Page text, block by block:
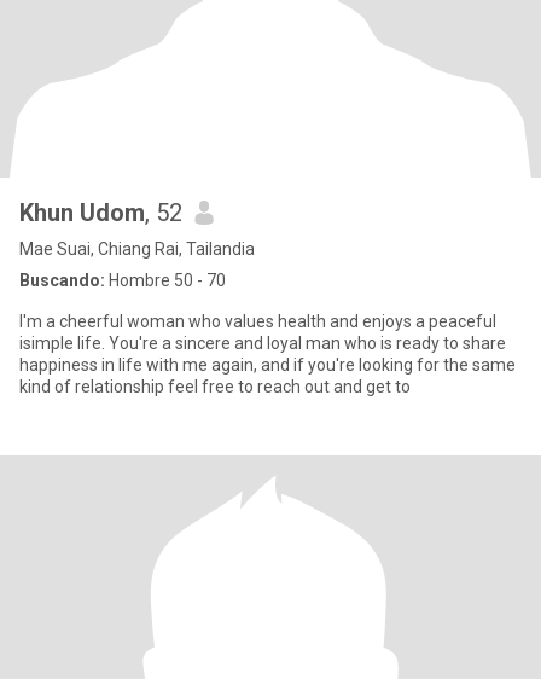
Khun Udom, 52
Mae Suai, Chiang Rai, Tailandia
Buscando: Hombre 50 - 70
I'm a cheerful woman who values health and enjoys a peaceful
isimple life. You're a sincere and loyal man who is ready to share
happiness in life with me again, and if you're looking for the same
kind of relationship feel free to reach out and get to